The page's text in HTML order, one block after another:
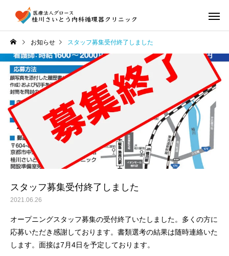
お知らせ スタッフ募集受付終了しました
スタッフ募集受付終了しました
2021.06.26
オープニングスタッフ募集の受付終了いたしました。多くの方に
応募いただき感謝しております。書類選考の結果は随時連絡いた
します。面接は7月4日を予定しております。